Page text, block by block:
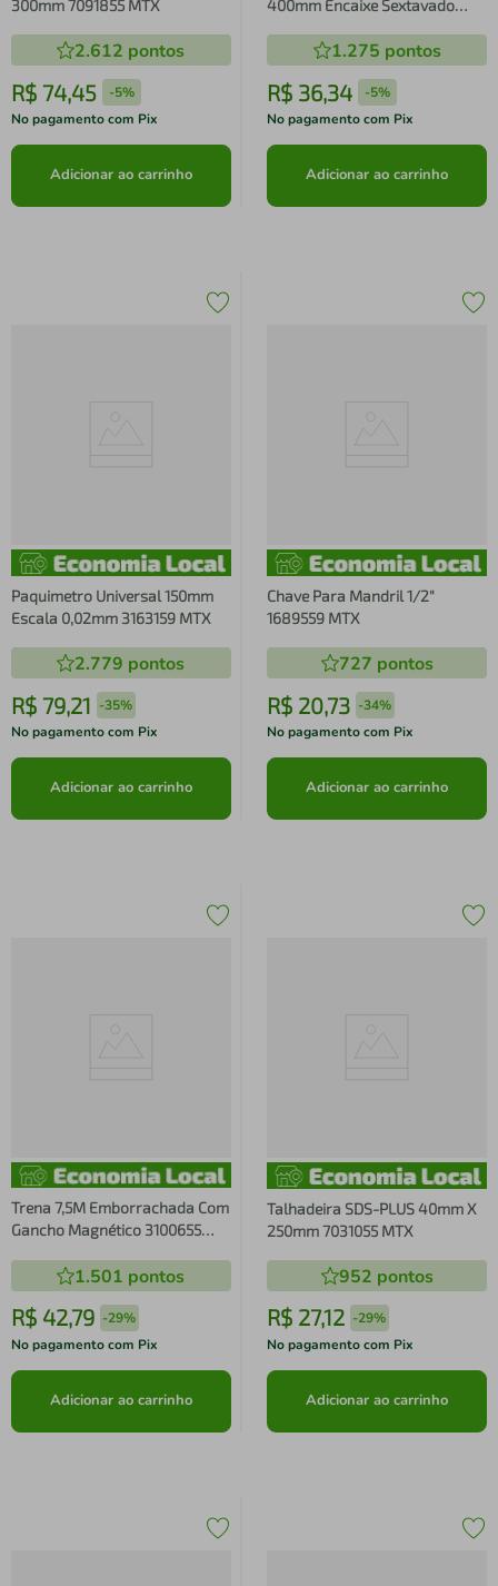
300mm 7091855 MTX
2.612 pontos
R$ 74,45 -5%
No pagamento com Pix
Adicionar ao carrinho
400mm Encaixe Sextavado
1.275 pontos
R$ 36,34 -5%
No pagamento com Pix
Adicionar ao carrinho
Paquimetro Universal 150mm
Escala 0,02mm 3163159 MTX
2.779 pontos
R$ 79,21 -35%
No pagamento com Pix
Adicionar ao carrinho
Chave Para Mandril 1/2"
1689559 MTX
727 pontos
R$ 20,73 -34%
No pagamento com Pix
Adicionar ao carrinho
Trena 7,5M Emborrachada Com
Gancho Magnético 3100655
1.501 pontos
R$ 42,79 -29%
No pagamento com Pix
Adicionar ao carrinho
Talhadeira SDS-PLUS 40mm X
250mm 7031055 MTX
952 pontos
R$ 27,12 -29%
No pagamento com Pix
Adicionar ao carrinho